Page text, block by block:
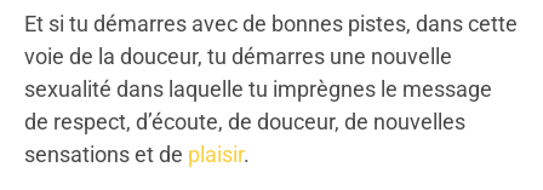
Et si tu démarres avec de bonnes pistes, dans cette
voie de la douceur, tu démarres une nouvelle
sexualité dans laquelle tu imprègnes le message
de respect, d’écoute, de douceur, de nouvelles
sensations et de plaisir.